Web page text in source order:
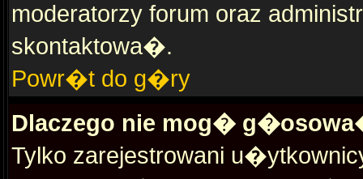
moderatorzy forum oraz
skontaktowa�.
Powr�t do g�ry
Dlaczego nie mog�
Tylko zarejestrowani